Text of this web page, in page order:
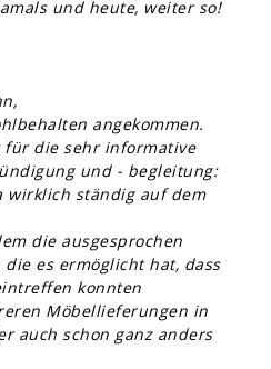
und heute, weiter so!
angekommen.
für die sehr informative
und - begleitung:
wirklich ständig auf dem
die ausgesprochen
es ermöglicht hat, dass
konnten
Möbellieferungen in
auch schon ganz anders